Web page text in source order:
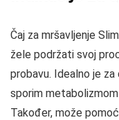
Čaj za mršavljenje
žele podržati svoj
probavu. Idealno je
sporim
Također, može